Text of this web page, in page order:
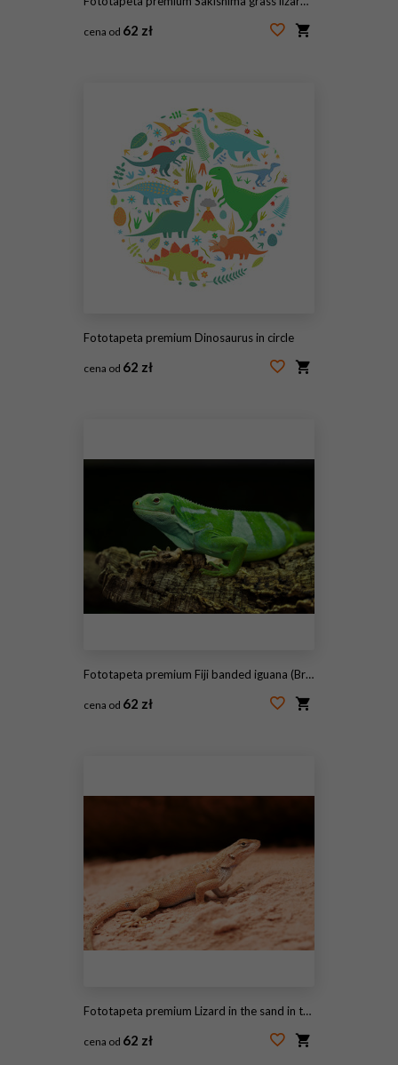
cena od 62 zł
Fototapeta premium Dinosaurus in circle
cena od 62 zł
Fototapeta premium Fiji banded iguana (Brachylophus fasciatus).
cena od 62 zł
Fototapeta premium Lizard in the sand in the desert
cena od 62 zł